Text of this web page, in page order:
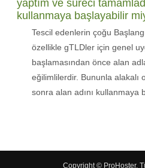
yaptım ve süreci
kullanmaya başlayabilir
Tescil edenlerin çoğu
özellikle gTLDler için genel
başlamasından önce alan
eğilimlilerdir. Bununla alakalı
sonra alan adını kullanmaya
Copyright © ProHoster.